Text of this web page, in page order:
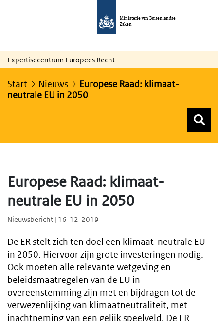
Ministerie van Buitenlandse
Zaken
Expertisecentrum Europees Recht
Start Nieuws
Europese Raad: klimaat-
neutrale EU in 2050
Europese Raad: klimaat-
neutrale EU in 2050
Nieuwsbericht | 16-12-2019
De ER stelt zich ten doel een klimaat-neutrale EU
in 2050. Hiervoor zijn grote investeringen nodig.
Ook moeten alle relevante wetgeving en
beleidsmaatregelen van de EU in
overeenstemming zijn met en bijdragen tot de
verwezenlijking van klimaatneutraliteit, met
inachtneming van een gelijk speelveld. De ER